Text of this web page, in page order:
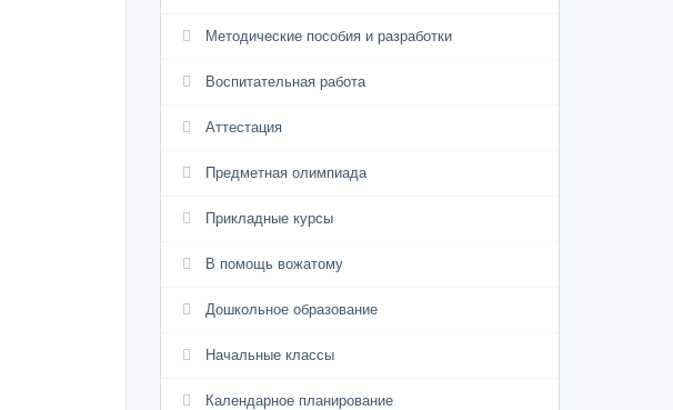
Методические пособия и разработки
Воспитательная работа
Аттестация
Предметная олимпиада
Прикладные курсы
В помощь вожатому
Дошкольное образование
Начальные классы
Календарное планирование